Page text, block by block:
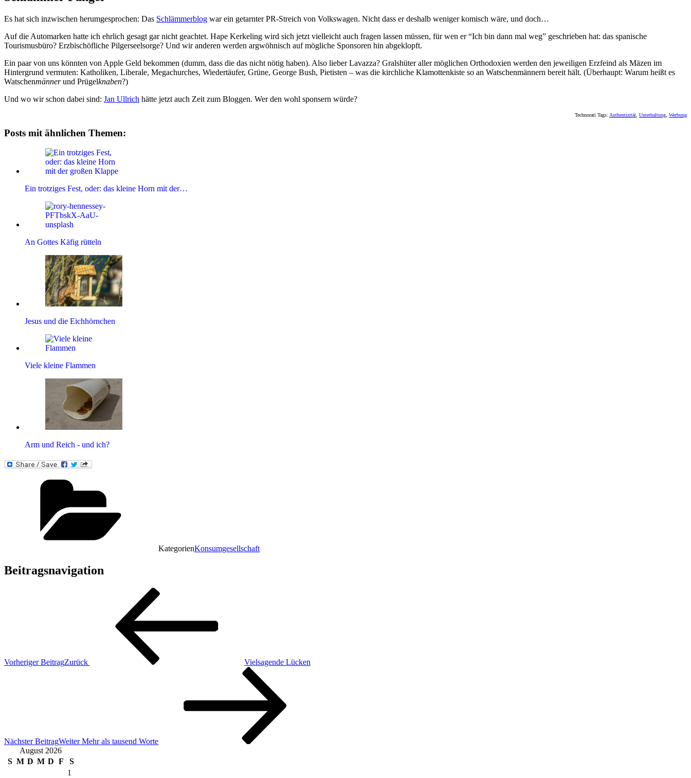
Es hat sich inzwischen herumgesprochen: Das Schlämmerblog war ein getarnter PR-Streich von Volkswagen. Nicht dass er deshalb weniger komisch wäre, und doch…
Auf die Automarken hatte ich ehrlich gesagt gar nicht geachtet. Hape Kerkeling wird sich jetzt vielleicht auch fragen lassen müssen, für wen er “Ich bin dann mal weg” geschrieben hat: das spanische
Tourismusbüro? Erzbischöfliche Pilgerseelsorge? Und wir anderen werden argwöhnisch auf mögliche Sponsoren hin abgeklopft.
Ein paar von uns könnten von Apple Geld bekommen (dumm, dass die das nicht nötig haben). Also lieber Lavazza? Gralshüter aller möglichen Orthodoxien werden den jeweiligen Erzfeind als Mäzen im
Hintergrund vermuten: Katholiken, Liberale, Megachurches, Wiedertäufer, Grüne, George Bush, Pietisten – was die kirchliche Klamottenkiste so an Watschenmännern bereit hält. (Überhaupt: Warum heißt es
Watschenmännerund Prügelknaben?)
Und wo wir schon dabei sind: Jan Ullrich hätte jetzt auch Zeit zum Bloggen. Wer den wohl sponsern würde?
Technorati Tags: Authentizität Unterhaltung Werbung
Posts mit ähnlichen Themen:
Ein trotziges Fest, oder: das kleine Horn mit der…
An Gottes Käfig rütteln
Jesus und die Eichhörnchen
Viele kleine Flammen
Arm und Reich - und ich?
KategorienKonsumgesellschaft
Beitragsnavigation
Vorheriger BeitragZurück Vielsagende Lücken
Nächster BeitragWeiter Mehr als tausend Worte
August 2026
S M D M D F
S
1